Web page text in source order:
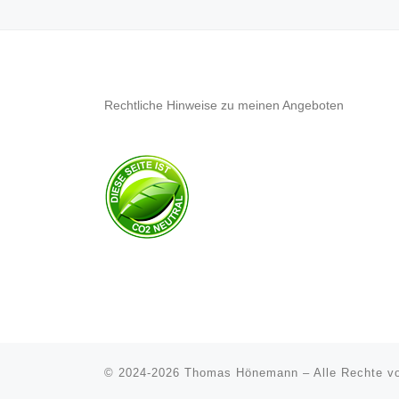
Rechtliche Hinweise zu meinen Angeboten
© 2024-2026 Thomas Hönemann – Alle Rechte